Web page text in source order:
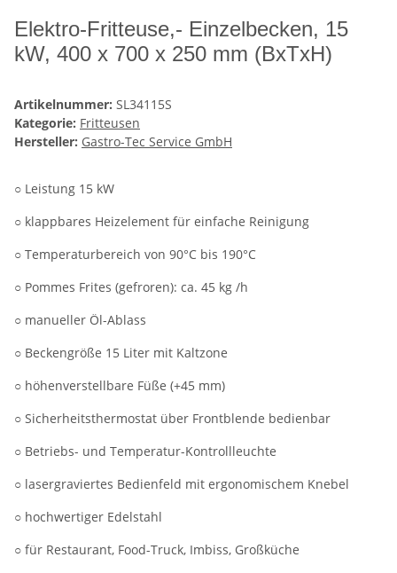
Elektro-Fritteuse,- Einzelbecken, 15
kW, 400 x 700 x 250 mm (BxTxH)
Artikelnummer: SL34115S
Kategorie: Fritteusen
Hersteller: Gastro-Tec Service GmbH
○ Leistung 15 kW
○ klappbares Heizelement für einfache Reinigung
○ Temperaturbereich von 90°C bis 190°C
○ Pommes Frites (gefroren): ca. 45 kg /h
○ manueller Öl-Ablass
○ Beckengröße 15 Liter mit Kaltzone
○ höhenverstellbare Füße (+45 mm)
○ Sicherheitsthermostat über Frontblende bedienbar
○ Betriebs- und Temperatur-Kontrollleuchte
○ lasergraviertes Bedienfeld mit ergonomischem Knebel
○ hochwertiger Edelstahl
○ für Restaurant, Food-Truck, Imbiss, Großküche